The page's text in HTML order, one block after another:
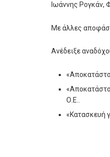
Ιωάννης
Με άλλες
Ανέδειξε
Ο.Ε..
«Κατασκευή